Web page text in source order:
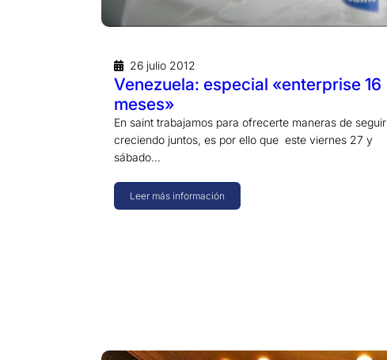
26 julio 2012
Venezuela: especial «enterprise 16
meses»
En saint trabajamos para ofrecerte maneras de seguir
creciendo juntos, es por ello que este viernes 27 y
sábado…
Leer más información